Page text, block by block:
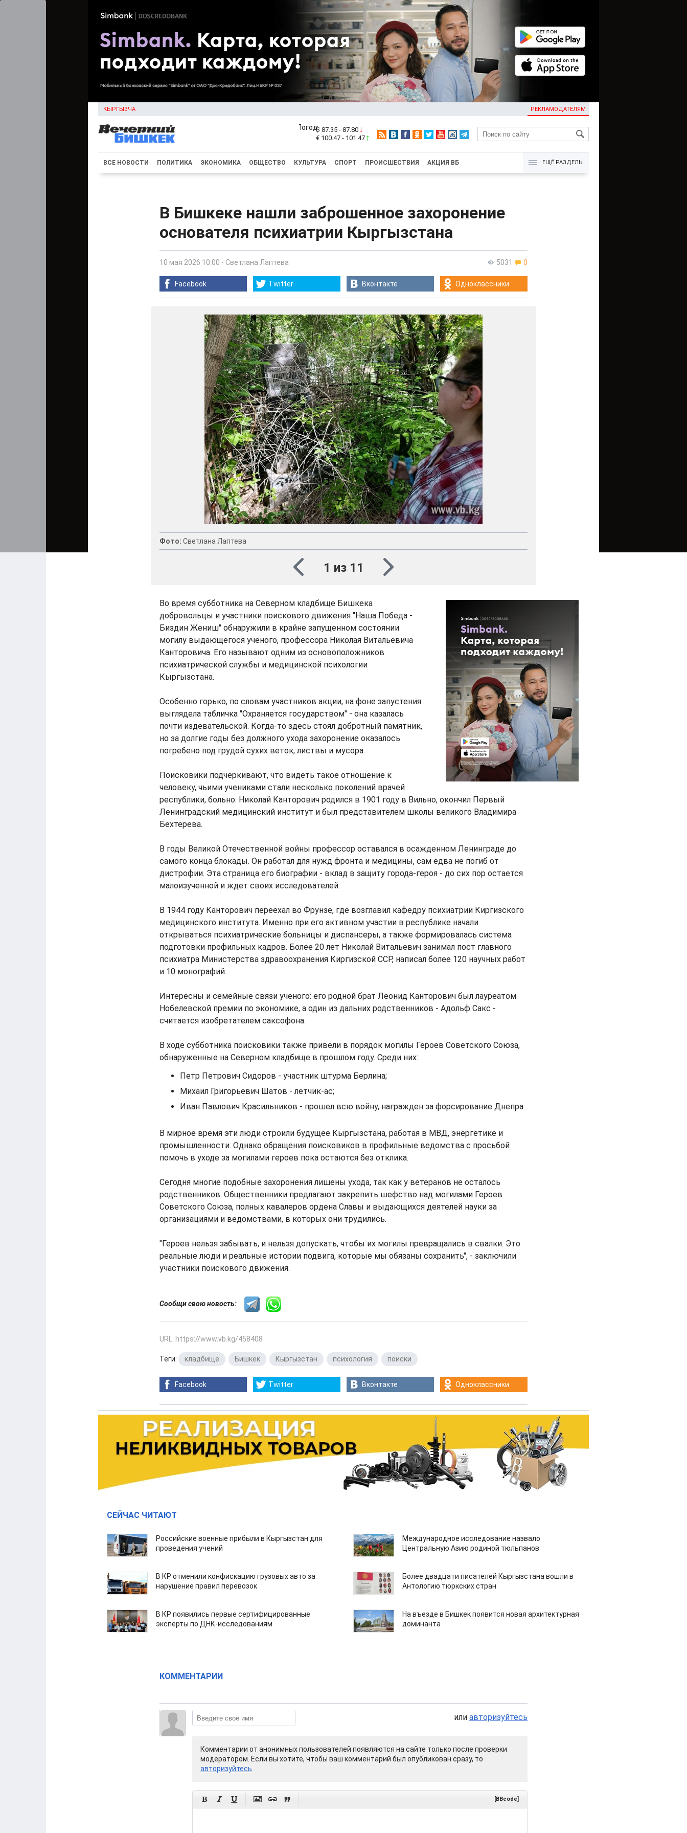
КЫРГЫЗЧА РЕКЛАМОДАТЕЛЯМ
KG
$ 87.35 - 87.80
€ 100.47 - 101.47
ВСЕ НОВОСТИ ПОЛИТИКА ЭКОНОМИКА ОБЩЕСТВО КУЛЬТУРА СПОРТ ПРОИСШЕСТВИЯ АКЦИЯ ВБ ЕЩЁ РАЗДЕЛЫ
В Бишкеке нашли заброшенное захоронение
основателя психиатрии Кыргызстана
5031 0
10 мая 2026 10:00 - Светлана Лаптева
Facebook Twitter Вконтакте Одноклассники
Фото: Светлана Лаптева
1 из 11
Во время субботника на Северном кладбище Бишкека
добровольцы и участники поискового движения "Наша Победа -
Биздин Жениш" обнаружили в крайне запущенном состоянии
могилу выдающегося ученого, профессора Николая Витальевича
Канторовича. Его называют одним из основоположников
психиатрической службы и медицинской психологии
Кыргызстана.
Особенно горько, по словам участников акции, на фоне запустения
выглядела табличка "Охраняется государством" - она казалась
почти издевательской. Когда-то здесь стоял добротный памятник,
но за долгие годы без должного ухода захоронение оказалось
погребено под грудой сухих веток, листвы и мусора.
Поисковики подчеркивают, что видеть такое отношение к
человеку, чьими учениками стали несколько поколений врачей
республики, больно. Николай Канторович родился в 1901 году в Вильно, окончил Первый
Ленинградский медицинский институт и был представителем школы великого Владимира
Бехтерева.
В годы Великой Отечественной войны профессор оставался в осажденном Ленинграде до
самого конца блокады. Он работал для нужд фронта и медицины, сам едва не погиб от
дистрофии. Эта страница его биографии - вклад в защиту города-героя - до сих пор остается
малоизученной и ждет своих исследователей.
В 1944 году Канторович переехал во Фрунзе, где возглавил кафедру психиатрии Киргизского
медицинского института. Именно при его активном участии в республике начали
открываться психиатрические больницы и диспансеры, а также формировалась система
подготовки профильных кадров. Более 20 лет Николай Витальевич занимал пост главного
психиатра Министерства здравоохранения Киргизской ССР, написал более 120 научных работ
и 10 монографий.
Интересны и семейные связи ученого: его родной брат Леонид Канторович был лауреатом
Нобелевской премии по экономике, а один из дальних родственников - Адольф Сакс -
считается изобретателем саксофона.
В ходе субботника поисковики также привели в порядок могилы Героев Советского Союза,
обнаруженные на Северном кладбище в прошлом году. Среди них:
Петр Петрович Сидоров - участник штурма Берлина;
Михаил Григорьевич Шатов - летчик-ас;
Иван Павлович Красильников - прошел всю войну, награжден за форсирование Днепра.
В мирное время эти люди строили будущее Кыргызстана, работая в МВД, энергетике и
промышленности. Однако обращения поисковиков в профильные ведомства с просьбой
помочь в уходе за могилами героев пока остаются без отклика.
Сегодня многие подобные захоронения лишены ухода, так как у ветеранов не осталось
родственников. Общественники предлагают закрепить шефство над могилами Героев
Советского Союза, полных кавалеров ордена Славы и выдающихся деятелей науки за
организациями и ведомствами, в которых они трудились.
"Героев нельзя забывать, и нельзя допускать, чтобы их могилы превращались в свалки. Это
реальные люди и реальные истории подвига, которые мы обязаны сохранить", - заключили
участники поискового движения.
Сообщи свою новость:
URL: https://www.vb.kg/458408
Теги: кладбище Бишкек Кыргызстан психология поиски
Facebook Twitter Вконтакте Одноклассники
СЕЙЧАС ЧИТАЮТ
Российские военные прибыли в Кыргызстан для
проведения учений
Международное исследование назвало
Центральную Азию родиной тюльпанов
В КР отменили конфискацию грузовых авто за
нарушение правил перевозок
Более двадцати писателей Кыргызстана вошли в
Антологию тюркских стран
В КР появились первые сертифицированные
эксперты по ДНК-исследованиям
На въезде в Бишкек появится новая архитектурная
доминанта
КОММЕНТАРИИ
или авторизуйтесь
Комментарии от анонимных пользователей появляются на сайте только после проверки
модератором. Если вы хотите, чтобы ваш комментарий был опубликован сразу, то
авторизуйтесь
      [BBcode]